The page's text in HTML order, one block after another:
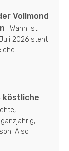
Vollmond
Wann ist
2026 steht
köstliche
Also